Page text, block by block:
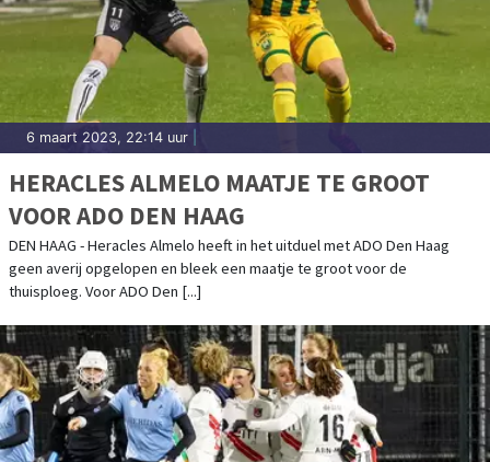
6 maart 2023, 22:14 uur
HERACLES ALMELO MAATJE TE GROOT
VOOR ADO DEN HAAG
DEN HAAG - Heracles Almelo heeft in het uitduel met ADO Den Haag
geen averij opgelopen en bleek een maatje te groot voor de
thuisploeg. Voor ADO Den [...]